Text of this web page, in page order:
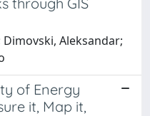
Dimovski, Aleksandar;
of Energy
it, Map it,